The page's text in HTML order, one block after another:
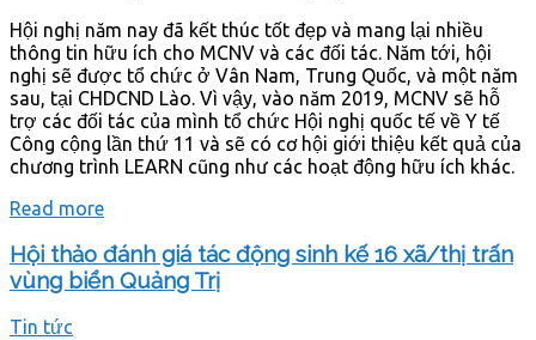
Hội nghị năm nay đã kết thúc tốt đẹp và mang lại nhiều
thông tin hữu ích cho MCNV và các đối tác. Năm tới, hội
nghị sẽ được tổ chức ở Vân Nam, Trung Quốc, và một năm
sau, tại CHDCND Lào. Vì vậy, vào năm 2019, MCNV sẽ hỗ
trợ các đối tác của mình tổ chức Hội nghị quốc tế về Y tế
Công cộng lần thứ 11 và sẽ có cơ hội giới thiệu kết quả của
chương trình LEARN cũng như các hoạt động hữu ích khác.
Read more
Hội thảo đánh giá tác động sinh kế 16 xã/thị trấn
vùng biển Quảng Trị
Tin tức